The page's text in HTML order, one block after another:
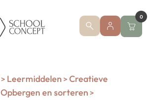
0
> Leermiddelen > Creatieve
Opbergen en sorteren >